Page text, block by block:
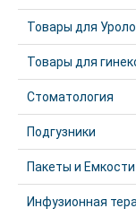
Товары для
Товары для
Стоматология
Подгузники
Пакеты и
Инфузионная